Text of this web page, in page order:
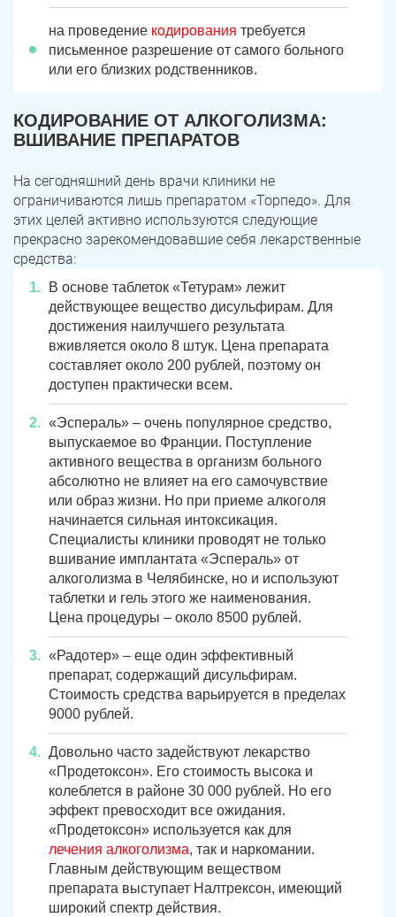
на проведение кодирования требуется
письменное разрешение от самого больного
или его близких родственников.
КОДИРОВАНИЕ ОТ АЛКОГОЛИЗМА:
ВШИВАНИЕ ПРЕПАРАТОВ
На сегодняшний день врачи клиники не
ограничиваются лишь препаратом «Торпедо». Для
этих целей активно используются следующие
прекрасно зарекомендовавшие себя лекарственные
средства:
В основе таблеток «Тетурам» лежит
действующее вещество дисульфирам. Для
достижения наилучшего результата
вживляется около 8 штук. Цена препарата
составляет около 200 рублей, поэтому он
доступен практически всем.
«Эспераль» – очень популярное средство,
выпускаемое во Франции. Поступление
активного вещества в организм больного
абсолютно не влияет на его самочувствие
или образ жизни. Но при приеме алкоголя
начинается сильная интоксикация.
Специалисты клиники проводят не только
вшивание имплантата «Эспераль» от
алкоголизма в Челябинске, но и используют
таблетки и гель этого же наименования.
Цена процедуры – около 8500 рублей.
«Радотер» – еще один эффективный
препарат, содержащий дисульфирам.
Стоимость средства варьируется в пределах
9000 рублей.
Довольно часто задействуют лекарство
«Продетоксон». Его стоимость высока и
колеблется в районе 30 000 рублей. Но его
эффект превосходит все ожидания.
«Продетоксон» используется как для
лечения алкоголизма, так и наркомании.
Главным действующим веществом
препарата выступает Налтрексон, имеющий
широкий спектр действия.